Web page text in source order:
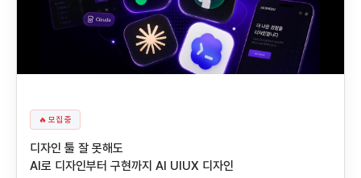
🔥 모집 중
디자인 툴 잘 못해도
AI로 디자인부터 구현까지 AI UIUX 디자인